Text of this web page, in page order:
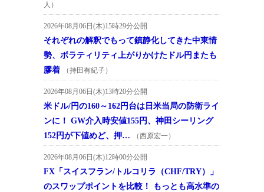
人）
2026年08月06日(木)15時29分公開
それぞれの解釈でもって鎮静化してきた中東情
勢、ボラティリティ上がりかけたドル円またも
膠着
（持田有紀子）
2026年08月06日(木)13時20分公開
米ドル/円の160～162円台は日米当局の防衛ライ
ンに！ GW介入時安値155円、神田シーリング
152円が下値めど、押…
（西原宏一）
2026年08月06日(木)12時00分公開
FX「スイスフラン/トルコリラ（CHF/TRY）」
のスワップポイントを比較！ もっとも高水準の